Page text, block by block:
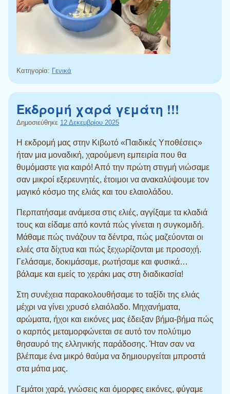
Κατηγορία: Γενικά
Εκδρομή χαρά γεμάτη !!!
Δημοσιεύθηκε 12 Δεκεμβρίου 2025
Η εκδρομή μας στην Κιβωτό «Παιδικές Υποθέσεις»
ήταν μια μοναδική, χαρούμενη εμπειρία που θα
θυμόμαστε για καιρό! Από την πρώτη στιγμή νιώσαμε
σαν μικροί εξερευνητές, έτοιμοι να ανακαλύψουμε τον
μαγικό κόσμο της ελιάς και του ελαιολάδου.
Περπατήσαμε ανάμεσα στις ελιές, αγγίξαμε τα κλαδιά
τους και είδαμε από κοντά πώς γίνεται η συγκομιδή.
Μάθαμε πώς τινάζουν τα δέντρα, πώς μαζεύονται οι
ελιές στα δίχτυα και πώς ξεχωρίζονται με προσοχή.
Γελάσαμε, δοκιμάσαμε, ρωτήσαμε και φυσικά…
βάλαμε και εμείς το χεράκι μας στη διαδικασία!
Στη συνέχεια παρακολουθήσαμε το ταξίδι της ελιάς
μέχρι να γίνει χρυσό ελαιόλαδο. Μηχανήματα,
αρώματα, ήχοι και εικόνες μας έδειξαν βήμα-βήμα πώς
ο καρπός μεταμορφώνεται σε αυτό τον πολύτιμο
θησαυρό της ελληνικής παράδοσης. Ήταν σαν να
βλέπαμε ένα μικρό θαύμα να δημιουργείται μπροστά
στα μάτια μας.
Γεμάτοι χαρά, γνώσεις και όμορφες εικόνες, φύγαμε